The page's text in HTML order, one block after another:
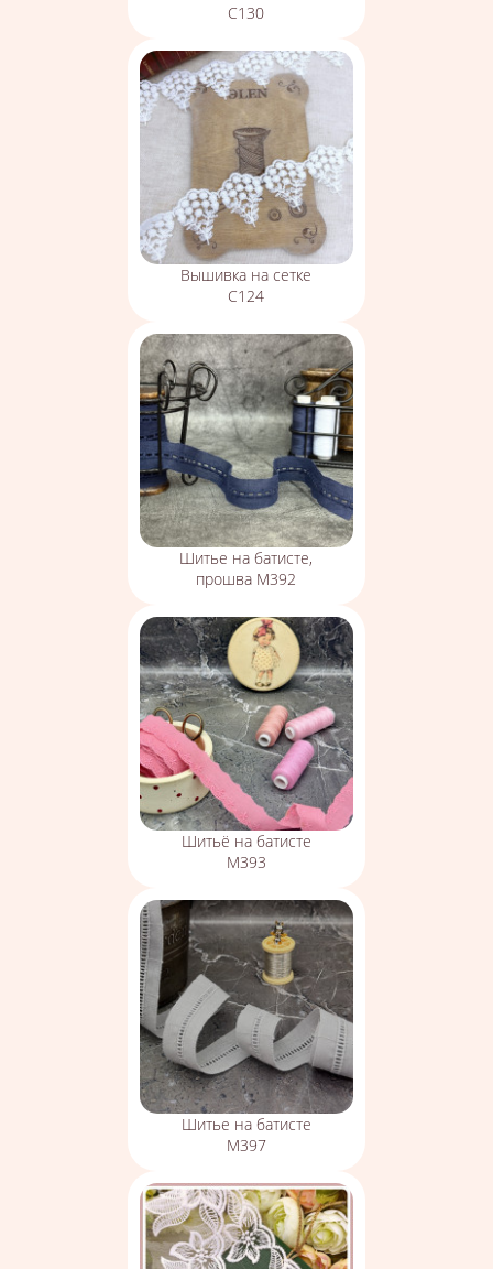
С130
Вышивка на сетке
С124
Шитье на батисте,
прошва М392
Шитьё на батисте
М393
Шитье на батисте
М397